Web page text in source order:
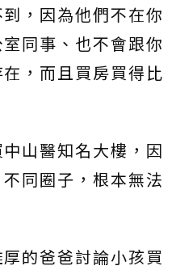
，因為他們不在你
同事、也不會跟你
，而且買房買得比
山醫知名大樓，因
同圈子，根本無法
的爸爸討論小孩買